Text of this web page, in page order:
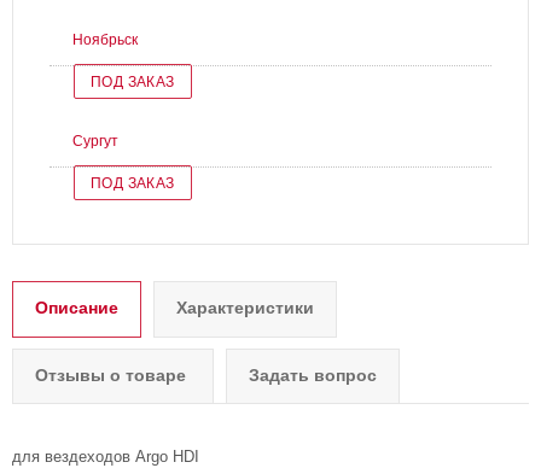
Ноябрьск
ПОД ЗАКАЗ
Сургут
ПОД ЗАКАЗ
Описание Характеристики
Отзывы о товаре Задать вопрос
для вездеходов Argo HDI